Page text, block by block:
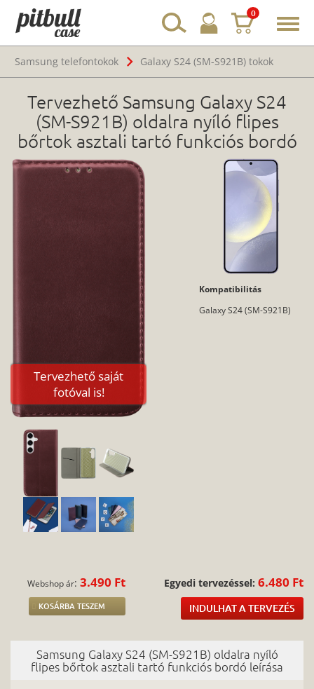
0
Samsung telefontokok
Galaxy S24 (SM-S921B) tokok
Tervezhető Samsung Galaxy S24
(SM-S921B) oldalra nyíló flipes
bőrtok asztali tartó funkciós bordó
Tervezhető saját
fotóval is!
Kompatibilitás
Galaxy S24 (SM-S921B)
Webshop ár:3.490 Ft
KOSÁRBA TESZEM
Egyedi tervezéssel: 6.480 Ft
INDULHAT A TERVEZÉS
Samsung Galaxy S24 (SM-S921B) oldalra nyíló
flipes bőrtok asztali tartó funkciós bordó leírása